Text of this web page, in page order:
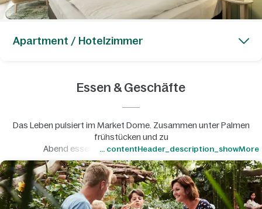
Apartment / Hotelzimmer
Essen & Geschäfte
Das Leben pulsiert im Market Dome. Zusammen unter Palmen
frühstücken und zu
Abend essen. In Boutiquen stöbern. Souvenirs
aussuchen.
... contentHeader_description_showMore